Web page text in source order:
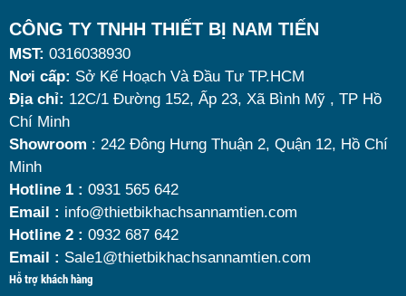
Tuy nhiên, giữa hàng loạt mẫu mã trên thị trường,
đâu là loại phù hợp nhất? Nên chọn nồi hâm buffet
dùng điện hay dùng cồn? Cùng tìm hiểu những tiêu
chí quan trọng giúp bạn chọn được mẫu
nóng thức ăn 9 lítchất lượng, bền đẹp và tối ưu chi
phí nhất hiện nay.
CÔNG TY TNHH THIẾT BỊ NAM TIẾN
MST: 0316038930
Nơi cấp: Sở Kế Hoạch Và Đầu Tư TP.HCM
Địa chỉ: 12C/1 Đường 152, Ấp 23, Xã Bình Mỹ , TP Hồ
Chí Minh
Showroom : 242 Đông Hưng Thuận 2, Quận 12, Hồ Chí
Minh
Hotline 1 : 0931 565 642
Email : info@thietbikhachsannamtien.com
Hotline 2 : 0932 687 642
Email : Sale1@thietbikhachsannamtien.com
Hỗ trợ khách hàng